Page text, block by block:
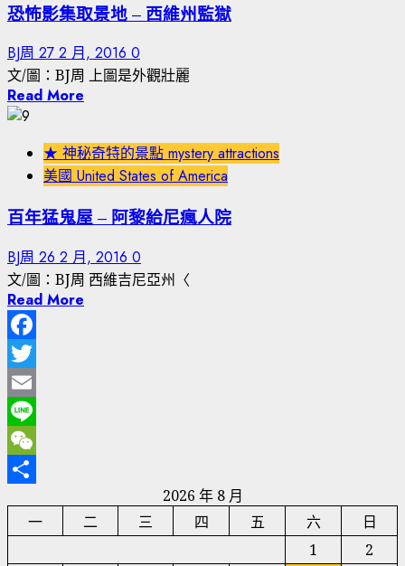
恐怖影集取景地 – 西維州監獄
BJ周 27 2 月, 2016 0
文/圖：BJ周 上圖是外觀壯麗
Read More
★ 神秘奇特的景點 mystery attractions
美國 United States of America
百年猛鬼屋 – 阿黎給尼瘋人院
BJ周 26 2 月, 2016 0
文/圖：BJ周 西維吉尼亞州〈
Read More
Facebook
Twitter
Email
Line
WeChat
2026 年 8 月
一
二 三 四 五 六
日
1
2